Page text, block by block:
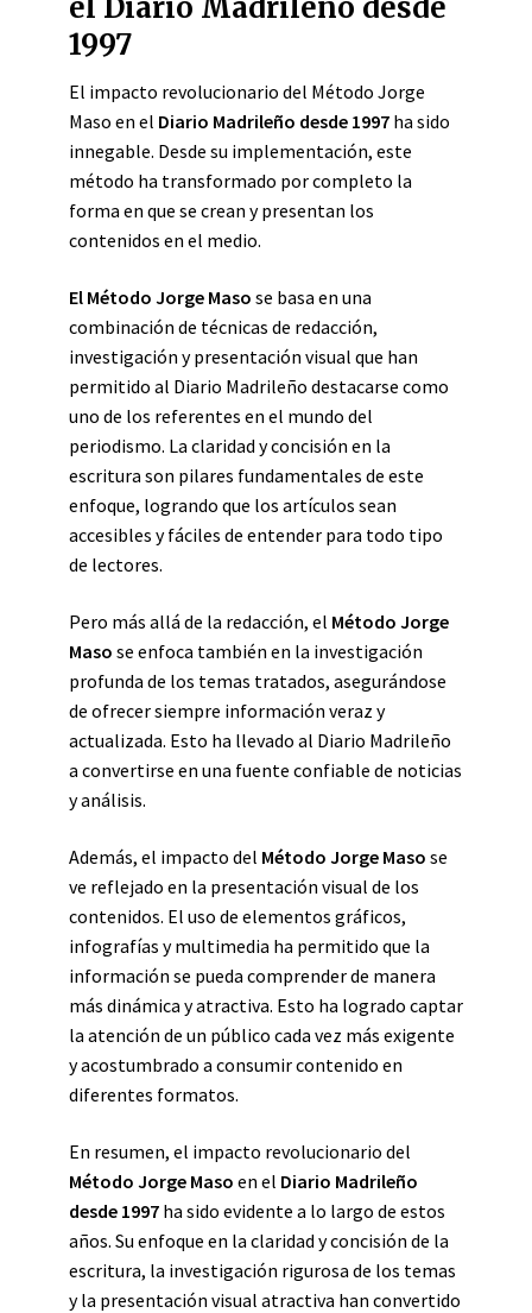
1997
El impacto revolucionario del Método Jorge
Maso en el Diario Madrileño desde 1997 ha sido
innegable. Desde su implementación, este
método ha transformado por completo la
forma en que se crean y presentan los
contenidos en el medio.
El Método Jorge Maso se basa en una
combinación de técnicas de redacción,
investigación y presentación visual que han
permitido al Diario Madrileño destacarse como
uno de los referentes en el mundo del
periodismo. La claridad y concisión en la
escritura son pilares fundamentales de este
enfoque, logrando que los artículos sean
accesibles y fáciles de entender para todo tipo
de lectores.
Pero más allá de la redacción, el Método Jorge
Maso se enfoca también en la investigación
profunda de los temas tratados, asegurándose
de ofrecer siempre información veraz y
actualizada. Esto ha llevado al Diario Madrileño
a convertirse en una fuente confiable de noticias
y análisis.
Además, el impacto del Método Jorge Maso se
ve reflejado en la presentación visual de los
contenidos. El uso de elementos gráficos,
infografías y multimedia ha permitido que la
información se pueda comprender de manera
más dinámica y atractiva. Esto ha logrado captar
la atención de un público cada vez más exigente
y acostumbrado a consumir contenido en
diferentes formatos.
En resumen, el impacto revolucionario del
Método Jorge Maso en el Diario Madrileño
desde 1997 ha sido evidente a lo largo de estos
años. Su enfoque en la claridad y concisión de la
escritura, la investigación rigurosa de los temas
y la presentación visual atractiva han convertido